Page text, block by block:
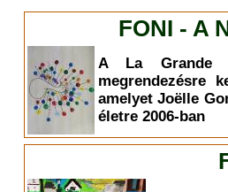
FONI - A
A La Grande
megrendezésre
amelyet Joëlle
életre 2006-ban